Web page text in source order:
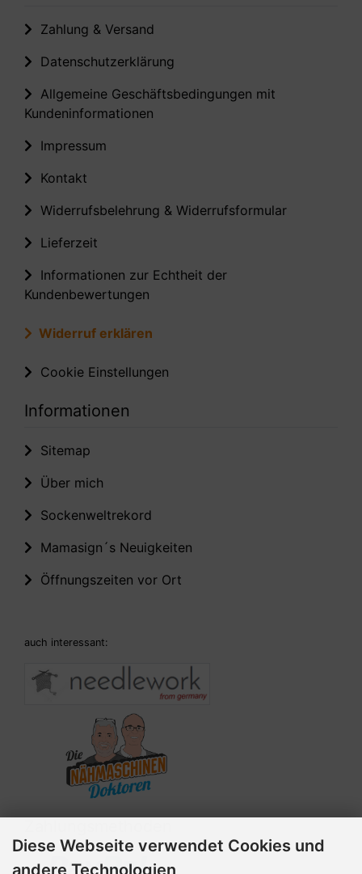
Zahlung & Versand
Datenschutzerklärung
Allgemeine Geschäftsbedingungen mit
Kundeninformationen
Impressum
Kontakt
Widerrufsbelehrung & Widerrufsformular
Lieferzeit
Informationen zur Echtheit der
Kundenbewertungen
Widerruf erklären
Cookie Einstellungen
Informationen
Sitemap
Über mich
Sockenweltrekord
Mamasign´s Neuigkeiten
Öffnungszeiten vor Ort
auch interessant:
Diese Webseite verwendet Cookies und
andere Technologien